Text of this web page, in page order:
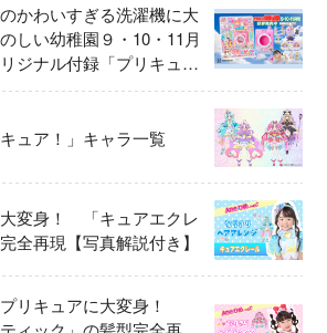
かわいすぎる洗濯機に大
しい幼稚園９・10・11月
ジナル付録「プリキュ
んたくき」
キュア！」キャラ一覧
変身！ 「キュアエクレ
全再現【写真解説付き】
プリキュアに大変身！